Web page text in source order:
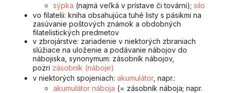
sýpka (najmä veľká v prístave či továrni); silo
vo filatelii: kniha obsahujúca tuhé listy s pásikmi na
zasúvanie poštových známok a obdobných
filatelistických predmetov
v zbrojárstve: zariadenie v niektorých zbraniach
slúžiace na uloženie a podávanie nábojov do
nábojiska, synonymum: zásobník nábojov,
pozri zásobník (náboje)
v niektorých spojeniach: akumulátor, napr.:
akumulátor náboja (= zásobník náboja; napr.